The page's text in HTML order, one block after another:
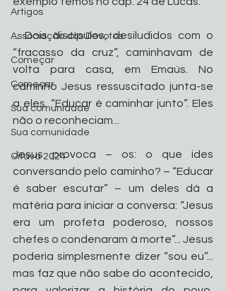
Artigos
Associação dos Devotos
Começar
Começar
Sua comunidade
Sua comunidade
Oitava 2024
... Dois discípulos, desiludidos com o
“fracasso da cruz”, caminhavam de
volta para casa, em Emaús. No
caminho Jesus ressuscitado junta-se
a eles. “Educar é caminhar junto”. Eles
não o reconheciam...
Jesus provoca – os: o que ides
conversando pelo caminho? – “Educar
é saber escutar” – um deles dá a
matéria para iniciar a conversa: “Jesus
era um profeta poderoso, nossos
chefes o condenaram à morte”... Jesus
poderia simplesmente dizer “sou eu”...
mas faz que não sabe do acontecido,